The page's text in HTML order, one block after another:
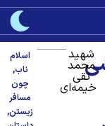
شهید
محمد
تقی
خیمه‌ای
اسلام
ناب,
چون
مسافر
زیستن,